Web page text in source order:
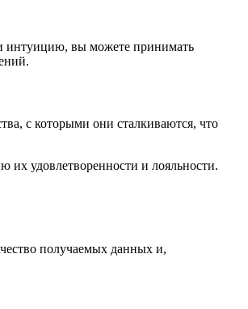
интуицию, вы можете принимать
с которыми они сталкиваются, что
их удовлетворенности и лояльности.
получаемых данных и,